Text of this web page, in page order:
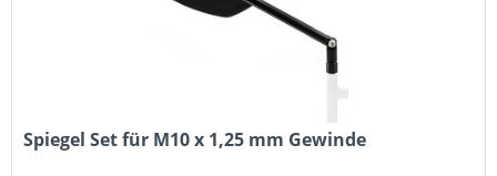
Spiegel Set für M10 x 1,25 mm Gewinde